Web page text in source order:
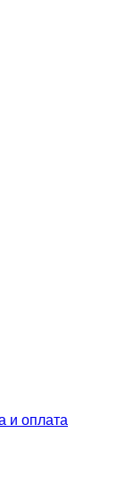
и оплата